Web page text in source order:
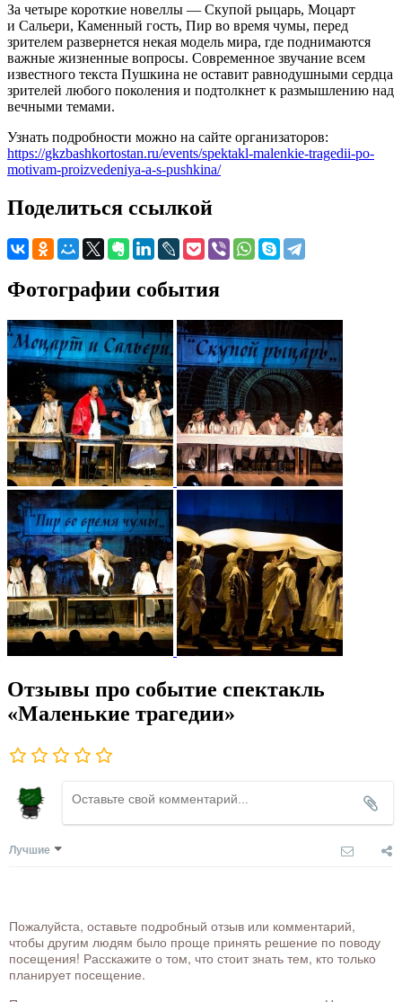
За четыре короткие новеллы — Скупой рыцарь, Моцарт
и Сальери, Каменный гость, Пир во время чумы, перед
зрителем развернется некая модель мира, где поднимаются
важные жизненные вопросы. Современное звучание всем
известного текста Пушкина не оставит равнодушными сердца
зрителей любого поколения и подтолкнет к размышлению над
вечными темами.
Узнать подробности можно на сайте организаторов:
https://gkzbashkortostan.ru/events/spektakl-malenkie-tragedii-po-
motivam-proizvedeniya-a-s-pushkina/
Поделиться ссылкой
Фотографии события
Отзывы про событие спектакль
«Маленькие трагедии»
Лучшие
Пожалуйста, оставьте подробный отзыв или комментарий,
чтобы другим людям было проще принять решение по поводу
посещения! Расскажите о том, что стоит знать тем, кто только
планирует посещение.